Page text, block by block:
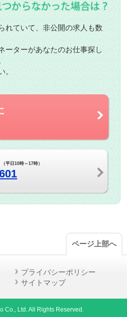
れていて、非公開の求人も数
ーターがあなたのお仕事探し
。
平日10時～17時）
ページ上部へ
プライバシーポリシー
サイトマップ
Co., Ltd. All Rights Reserved.